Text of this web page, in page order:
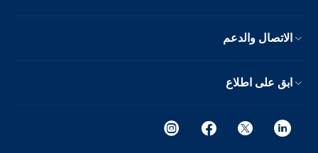
الاتصال والدعم
ابق على اطلاع